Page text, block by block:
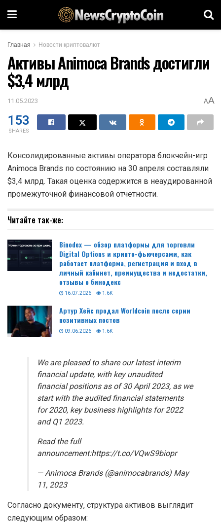
Главная Новости криптовалют
Активы Animoca Brands достигли
$3,4 млрд
11.05.2023 AA
153
SHARES
Консолидированные активы оператора блокчейн-игр
Animoca Brands по состоянию на 30 апреля составляли
$3,4 млрд. Такая оценка содержится в неаудированной
промежуточной финансовой отчетности.
Читайте так-же:
Binodex — обзор платформы для торговли
Digital Options и крипто-фьючерсами, как
работает платформа, регистрация и вход в
личный кабинет, преимущества и недостатки,
отзывы о бинодекс
16.07.2026 1.6K
Артур Хейс продал Worldcoin после серии
позитивных постов
09.06.2026 1.6K
We are pleased to share our latest interim
financial update, with key unaudited
financial positions as of 30 April 2023, as we
start with the audited financial statements
for 2020, key business highlights for 2022
and Q1 2023.
Read the full
announcement:https://t.co/VQwS9biopr
— Animoca Brands (@animocabrands) May
11, 2023
Согласно документу, структура активов выглядит
следующим образом: